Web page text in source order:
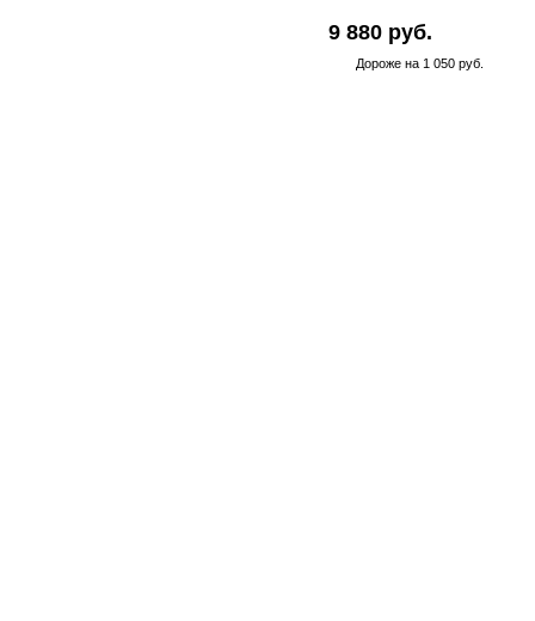
9 880 руб.
Дороже на 1 050 руб.